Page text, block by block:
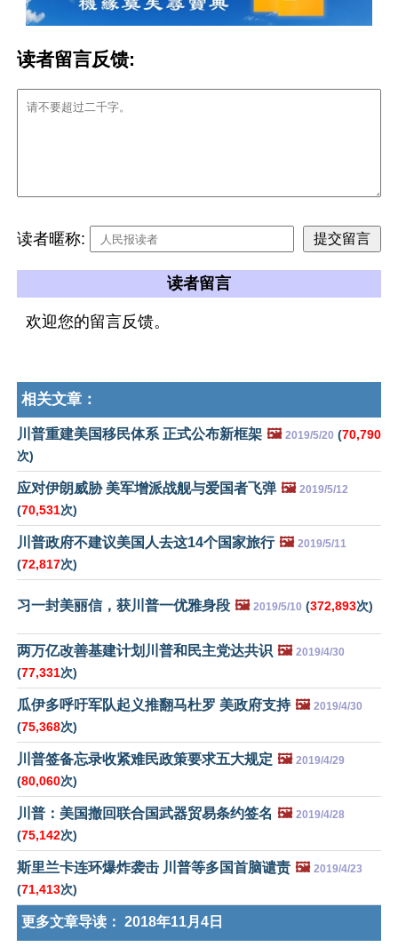
读者留言反馈:
读者暱称:
读者留言
欢迎您的留言反馈。
相关文章：
川普重建美国移民体系 正式公布新框架 🖼️ 2019/5/20 (70,790
次)
应对伊朗威胁 美军增派战舰与爱国者飞弹 🖼️ 2019/5/12
(70,531次)
川普政府不建议美国人去这14个国家旅行 🖼️ 2019/5/11
(72,817次)
习一封美丽信，获川普一优雅身段 🖼️ 2019/5/10 (372,893次)
两万亿改善基建计划川普和民主党达共识 🖼️ 2019/4/30
(77,331次)
瓜伊多呼吁军队起义推翻马杜罗 美政府支持 🖼️ 2019/4/30
(75,368次)
川普签备忘录收紧难民政策要求五大规定 🖼️ 2019/4/29
(80,060次)
川普：美国撤回联合国武器贸易条约签名 🖼️ 2019/4/28
(75,142次)
斯里兰卡连环爆炸袭击 川普等多国首脑谴责 🖼️ 2019/4/23
(71,413次)
更多文章导读： 2018年11月4日